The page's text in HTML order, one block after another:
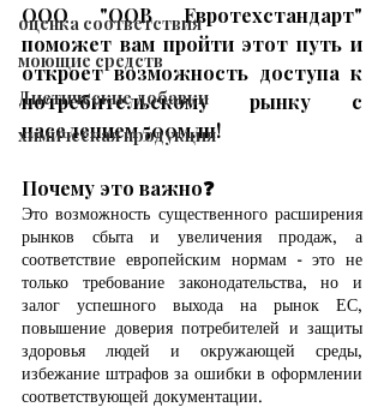
оценка соответствия
моющие средств
Диетические добавки
химическая продукция
ООО "ООВ Евротехстандарт"
поможет вам пройти этот путь и
откроет возможность доступа к
потребительскому рынку с
населением 500млн!
Почему это важно❓
Это возможность существенного расширения
рынков сбыта и увеличения продаж, а
соответствие европейским нормам - это не
только требование законодательства, но и
залог успешного выхода на рынок ЕС,
повышение доверия потребителей и защиты
здоровья людей и окружающей среды,
избежание штрафов за ошибки в оформлении
соответствующей документации.